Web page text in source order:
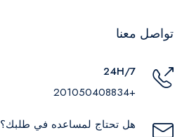
تواصل معنا
24H/7
+201050408834
هل تحتاج لمساعده في طلبك؟